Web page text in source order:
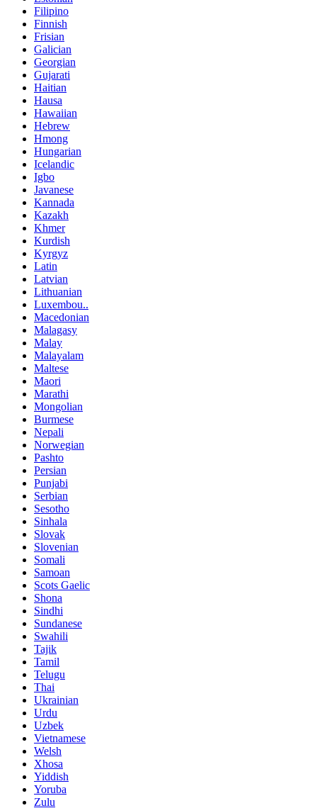
Filipino
Finnish
Frisian
Galician
Georgian
Gujarati
Haitian
Hausa
Hawaiian
Hebrew
Hmong
Hungarian
Icelandic
Igbo
Javanese
Kannada
Kazakh
Khmer
Kurdish
Kyrgyz
Latin
Latvian
Lithuanian
Luxembou..
Macedonian
Malagasy
Malay
Malayalam
Maltese
Maori
Marathi
Mongolian
Burmese
Nepali
Norwegian
Pashto
Persian
Punjabi
Serbian
Sesotho
Sinhala
Slovak
Slovenian
Somali
Samoan
Scots Gaelic
Shona
Sindhi
Sundanese
Swahili
Tajik
Tamil
Telugu
Thai
Ukrainian
Urdu
Uzbek
Vietnamese
Welsh
Xhosa
Yiddish
Yoruba
Zulu